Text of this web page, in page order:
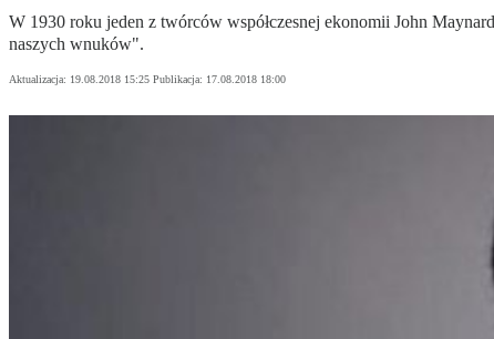
W 1930 roku jeden z twórców współczesnej ekonomii John
naszych wnuków".
Aktualizacja: 19.08.2018 15:25 Publikacja: 17.08.2018 18:00